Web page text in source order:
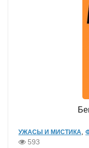
УЖАСЫ И МИСТИКА
593